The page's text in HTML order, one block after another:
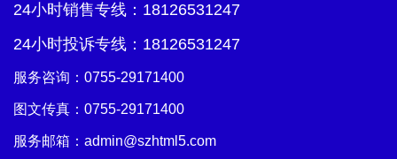
24小时销售专线： 18126531247
24小时投诉专线： 18126531247
服务咨询： 0755-29171400
图文传真：0755-29171400
服务邮箱： admin@szhtml5.com